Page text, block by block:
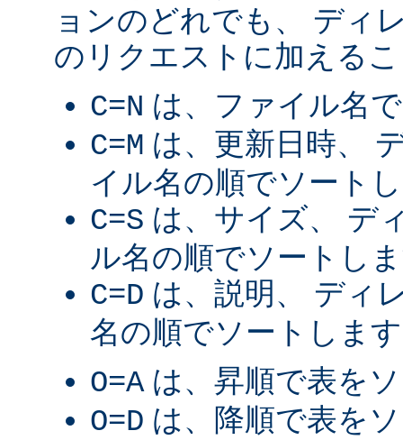
ョンのどれでも、 ディ
のリクエストに加える
C=N は、ファイル名
C=M は、更新日時、
イル名の順でソート
C=S は、サイズ、 デ
ル名の順でソートし
C=D は、説明、 ディ
名の順でソートしま
O=A は、昇順で表を
O=D は、降順で表を